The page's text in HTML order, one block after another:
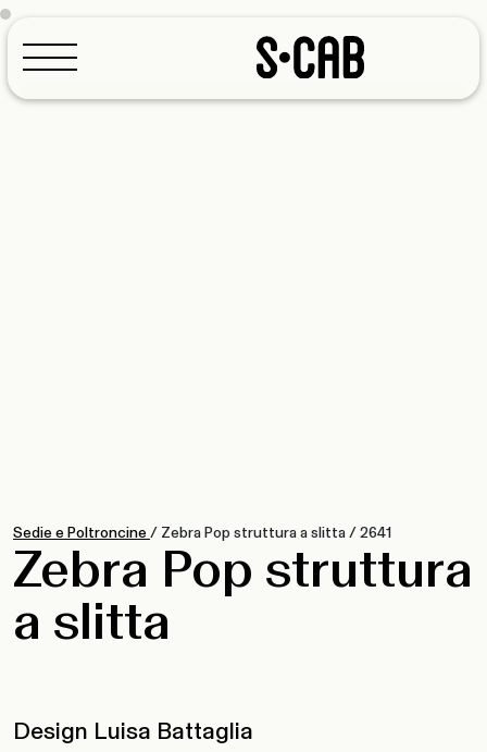
Sedie e Poltroncine / Zebra Pop struttura a slitta/2641
Zebra Pop struttura
a slitta
Design Luisa Battaglia